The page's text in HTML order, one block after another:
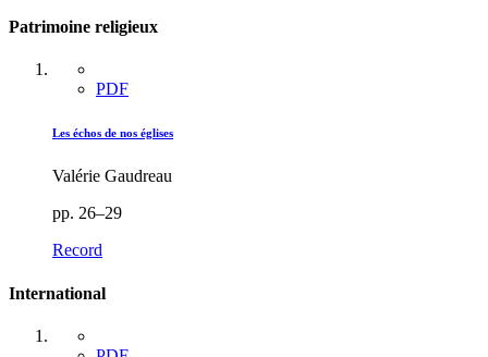
Patrimoine religieux
PDF
Les échos de nos églises
Valérie Gaudreau
pp. 26–29
Record
International